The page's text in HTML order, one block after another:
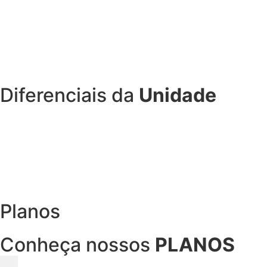
Diferenciais da Unidade
Planos
Conheça nossos PLANOS